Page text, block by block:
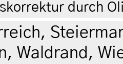
durch
Waldrand,